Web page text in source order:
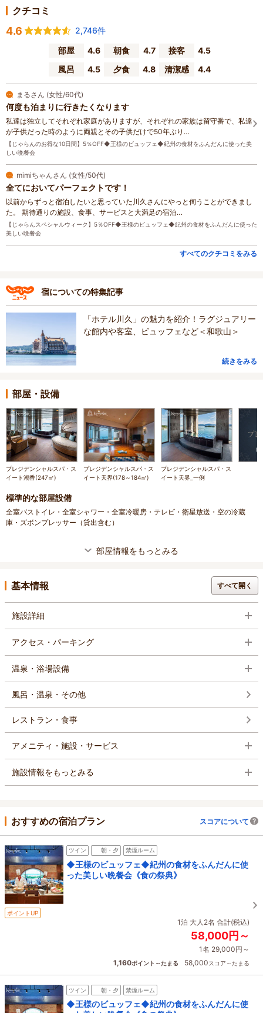
クチコミ
4.6
2,746件
部屋
4.6 朝食 4.7 接客
4.5
風呂
4.5 夕食 4.8 清潔感 4.4
まるさん (女性/60代)
何度も泊まりに行きたくなります
私達は独立してそれぞれ家庭がありますが、それぞれの家族は留守番で、私達
が子供だった時のように両親とその子供だけで50年ぶり…
【じゃらんのお得な10日間】5％OFF◆王様のビュッフェ◆紀州の食材をふんだんに使った美
しい晩餐会
mimiちゃんさん (女性/50代)
全てにおいてパーフェクトです！
以前からずっと宿泊したいと思っていた川久さんにやっと伺うことができまし
た。 期待通りの施設、食事、サービスと大満足の宿泊…
【じゃらんスペシャルウィーク】5％OFF◆王様のビュッフェ◆紀州の食材をふんだんに使った
美しい晩餐会
すべてのクチコミをみる
宿についての特集記事
「ホテル川久」の魅力を紹介！ラグジュアリー
な館内や客室、ビュッフェなど＜和歌山＞
続きをみる
部屋・設備
プレジデンシャルスパ・ス
イート潮香(247㎡)
プレジデンシャルスパ・ス
イート天界(178～184㎡)
プレジデンシャルスパ・ス
イート天界_一例
標準的な部屋設備
全室バストイレ・全室シャワー・全室冷暖房・テレビ・衛星放送・空の冷蔵
庫・ズボンプレッサー（貸出含む）
部屋情報をもっとみる
基本情報 すべて開く
施設詳細
アクセス・パーキング
温泉・浴場設備
風呂・温泉・その他
レストラン・食事
アメニティ・施設・サービス
施設情報をもっとみる
おすすめの宿泊プラン スコアについて
ツイン 朝・夕 禁煙ルーム
◆王様のビュッフェ◆紀州の食材をふんだんに使
った美しい晩餐会《食の祭典》
ポイントUP
1泊 大人2名 合計(税込)
58,000円～
1名 29,000円～
1,160ポイント～たまる 58,000スコア～たまる
ツイン 朝・夕 禁煙ルーム
◆王様のビュッフェ◆紀州の食材をふんだんに使